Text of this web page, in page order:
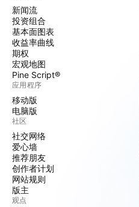
新闻流
投资组合
基本面图表
收益率曲线
期权
宏观地图
Pine Script®
应用程序
移动版
电脑版
社区
社交网络
爱心墙
推荐朋友
创作者计划
网站规则
版主
观点